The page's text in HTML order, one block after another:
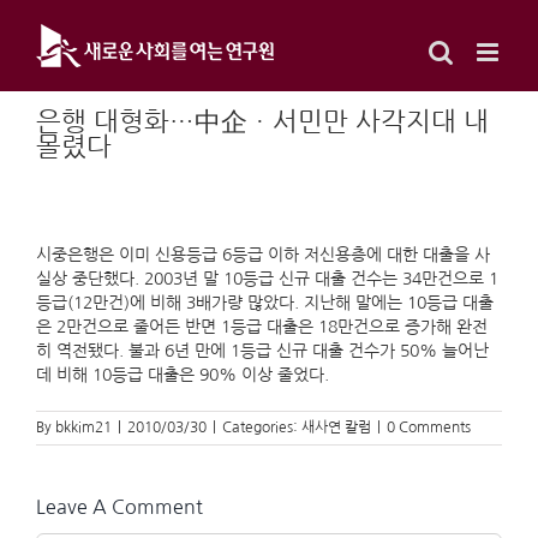
content
은행 대형화…中企ㆍ서민만 사각지대 내
몰렸다
시중은행은 이미 신용등급 6등급 이하 저신용층에 대한 대출을 사
실상 중단했다. 2003년 말 10등급 신규 대출 건수는 34만건으로 1
등급(12만건)에 비해 3배가량 많았다. 지난해 말에는 10등급 대출
은 2만건으로 줄어든 반면 1등급 대출은 18만건으로 증가해 완전
히 역전됐다. 불과 6년 만에 1등급 신규 대출 건수가 50% 늘어난
데 비해 10등급 대출은 90% 이상 줄었다.
By bkkim21 2010/03/30 Categories: 새사연 칼럼 0 Comments
Leave A Comment